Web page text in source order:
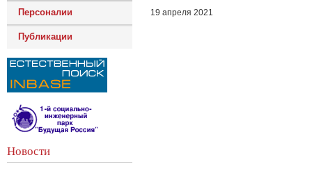
Персоналии
Публикации
Новости
19 апреля 2021